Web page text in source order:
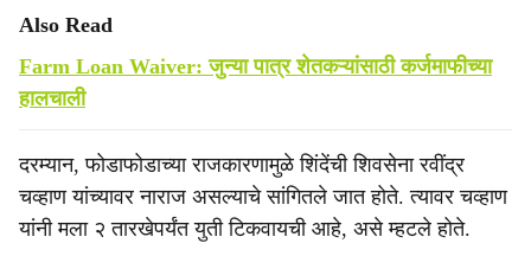
Also Read
Farm Loan Waiver: जुन्या पात्र शेतकऱ्यांसाठी कर्जमाफीच्या
हालचाली
दरम्यान, फोडाफोडाच्या राजकारणामुळे शिंदेंची शिवसेना रवींद्र
चव्हाण यांच्यावर नाराज असल्याचे सांगितले जात होते. त्यावर चव्हाण
यांनी मला २ तारखेपर्यंत युती टिकवायची आहे, असे म्हटले होते.